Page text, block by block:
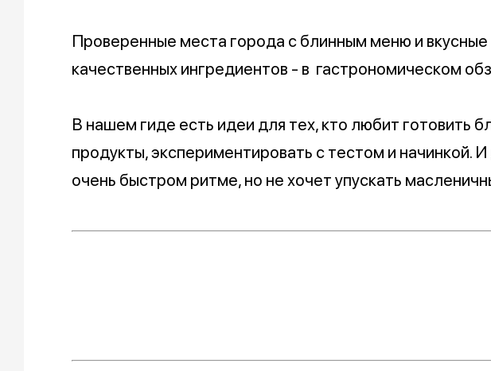
Проверенные места города с блинным меню и вкусные
качественных ингредиентов - в гастрономическом
В нашем гиде есть идеи для тех, кто любит готовить
продукты, экспериментировать с тестом и начинкой. И
очень быстром ритме, но не хочет упускать